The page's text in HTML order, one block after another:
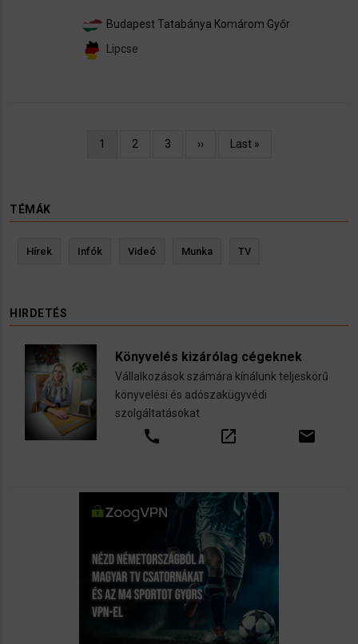
BudapestTatabánya Komárom Győr
Lipcse
OldalszámozásJelenlegi
1 Oldal
2 Oldal
3
Következő
››
Utolsó
Last »
TÉMÁK
Hírek Infók Videó Munka TV
HIRDETÉS
Könyvelés kizárólag cégeknek
Vállalkozások számára kínálunk teljeskörű
könyvelési és adószakügyvédi
szolgáltatásokat
call open_in_new email